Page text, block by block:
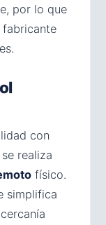
por lo que
fabricante
con
realiza
físico.
simplifica